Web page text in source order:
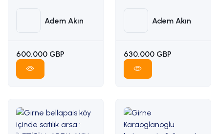
05338314949Adem Akın
600.000 GBP
satılık arazi İLETİŞİMAdem Akın
630.000 GBP